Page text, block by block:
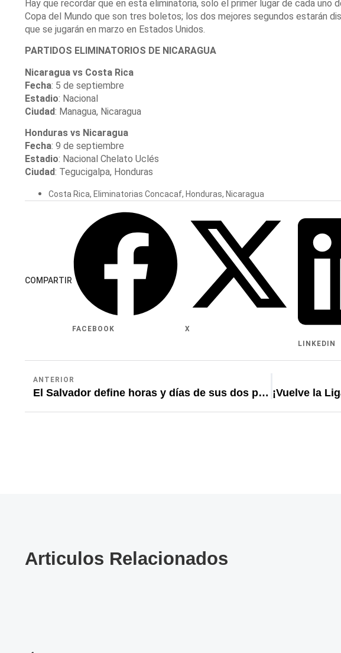
Hay que recordar que en esta eliminatoria, solo el primer lugar de cada uno
Copa del Mundo que son tres boletos; los dos mejores segundos estarán
que se jugarán en marzo en Estados Unidos.
PARTIDOS ELIMINATORIOS DE NICARAGUA
Nicaragua vs Costa Rica
Fecha: 5 de septiembre
Estadio: Nacional
Ciudad: Managua, Nicaragua
Honduras vs Nicaragua
Fecha: 9 de septiembre
Estadio: Nacional Chelato Uclés
Ciudad: Tegucigalpa, Honduras
Costa Rica, Eliminatorias Concacaf, Honduras, Nicaragua
COMPARTIR
FACEBOOK
X
LINKEDIN
ANTERIOR
El Salvador define horas y días de sus dos primeras fechas eliminatorias rumbo al Mundial
Articulos Relacionados